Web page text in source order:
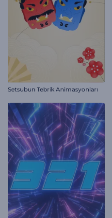
Setsubun Tebrik Animasyonları